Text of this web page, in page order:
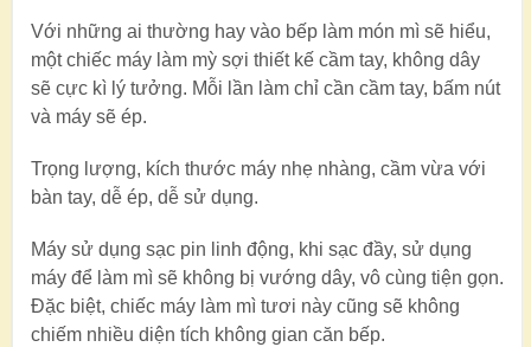
Với những ai thường hay vào bếp làm món mì sẽ hiểu,
một chiếc máy làm mỳ sợi thiết kế cầm tay, không dây
sẽ cực kì lý tưởng. Mỗi lần làm chỉ cần cầm tay, bấm nút
và máy sẽ ép.
Trọng lượng, kích thước máy nhẹ nhàng, cầm vừa với
bàn tay, dễ ép, dễ sử dụng.
Máy sử dụng sạc pin linh động, khi sạc đầy, sử dụng
máy để làm mì sẽ không bị vướng dây, vô cùng tiện gọn.
Đặc biệt, chiếc máy làm mì tươi này cũng sẽ không
chiếm nhiều diện tích không gian căn bếp.